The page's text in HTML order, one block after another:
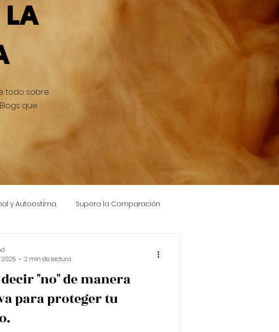
LA
todo sobre
que
y Autoestima Supera la Comparación
Cómo gestionar tus finanzas
"no" de manera
para proteger tu
2025
2 min de lectura